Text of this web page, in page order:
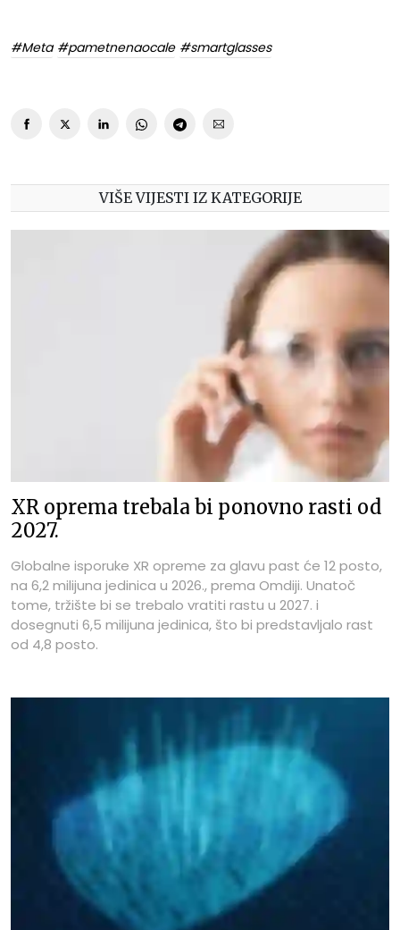
#Meta #pametnenaocale #smartglasses
VIŠE VIJESTI IZ KATEGORIJE
XR oprema trebala bi ponovno rasti od
2027.
Globalne isporuke XR opreme za glavu past će 12 posto,
na 6,2 milijuna jedinica u 2026., prema Omdiji. Unatoč
tome, tržište bi se trebalo vratiti rastu u 2027. i
dosegnuti 6,5 milijuna jedinica, što bi predstavljalo rast
od 4,8 posto.